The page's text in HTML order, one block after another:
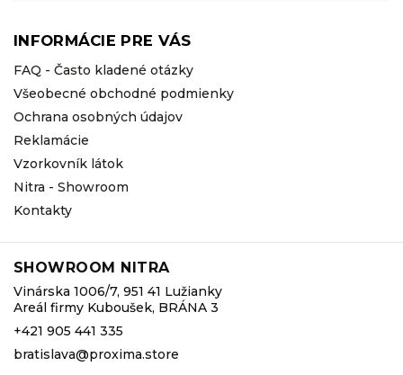
INFORMÁCIE PRE VÁS
FAQ - Často kladené otázky
Všeobecné obchodné podmienky
Ochrana osobných údajov
Reklamácie
Vzorkovník látok
Nitra - Showroom
Kontakty
SHOWROOM NITRA
Vinárska 1006/7, 951 41 Lužianky
Areál firmy Kuboušek, BRÁNA 3
+421 905 441 335
bratislava@proxima.store